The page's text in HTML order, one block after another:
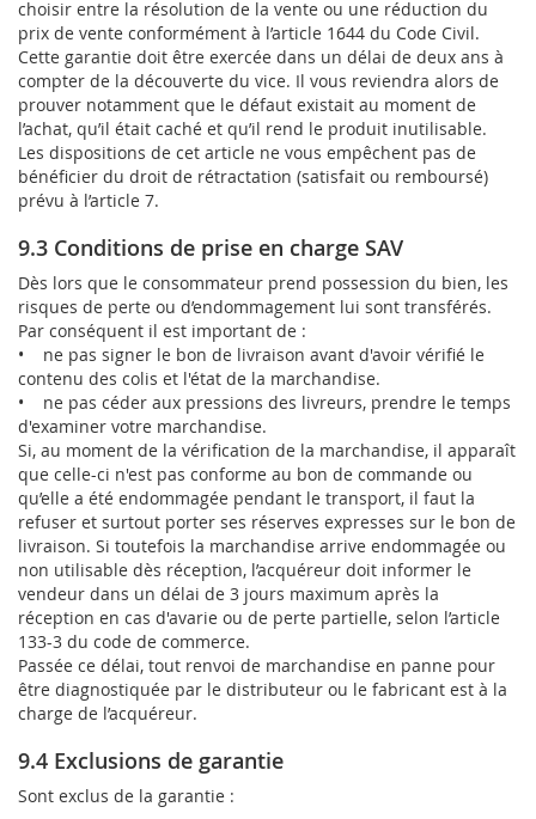
choisir entre la résolution de la vente ou une réduction du
prix de vente conformément à l’article 1644 du Code Civil.
Cette garantie doit être exercée dans un délai de deux ans à
compter de la découverte du vice. Il vous reviendra alors de
prouver notamment que le défaut existait au moment de
l’achat, qu’il était caché et qu’il rend le produit inutilisable.
Les dispositions de cet article ne vous empêchent pas de
bénéficier du droit de rétractation (satisfait ou remboursé)
prévu à l’article 7.
9.3 Conditions de prise en charge SAV
Dès lors que le consommateur prend possession du bien, les
risques de perte ou d’endommagement lui sont transférés.
Par conséquent il est important de :
• ne pas signer le bon de livraison avant d'avoir vérifié le
contenu des colis et l'état de la marchandise.
• ne pas céder aux pressions des livreurs, prendre le temps
d'examiner votre marchandise.
Si, au moment de la vérification de la marchandise, il apparaît
que celle-ci n'est pas conforme au bon de commande ou
qu’elle a été endommagée pendant le transport, il faut la
refuser et surtout porter ses réserves expresses sur le bon de
livraison. Si toutefois la marchandise arrive endommagée ou
non utilisable dès réception, l’acquéreur doit informer le
vendeur dans un délai de 3 jours maximum après la
réception en cas d'avarie ou de perte partielle, selon l’article
133-3 du code de commerce.
Passée ce délai, tout renvoi de marchandise en panne pour
être diagnostiquée par le distributeur ou le fabricant est à la
charge de l’acquéreur.
9.4 Exclusions de garantie
Sont exclus de la garantie :